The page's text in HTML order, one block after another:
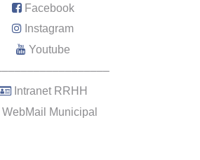
Facebook
Instagram
Youtube
Intranet RRHH
WebMail Municipal